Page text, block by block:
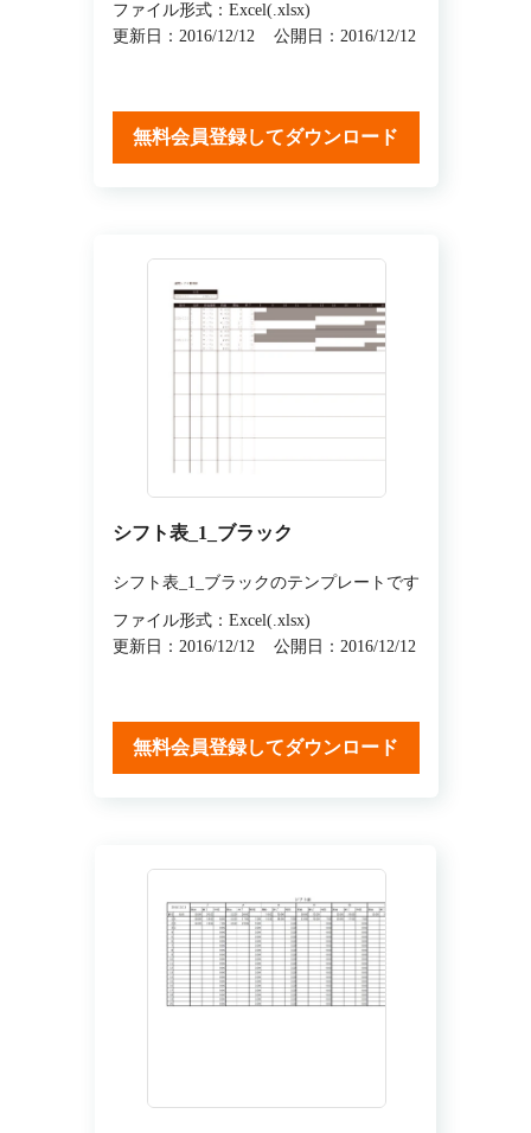
ファイル形式：Excel(.xlsx)
更新日：2016/12/12
公開日：2016/12/12
無料会員登録してダウンロード
シフト表_1_ブラック
シフト表_1_ブラックのテンプレートです
ファイル形式：Excel(.xlsx)
更新日：2016/12/12
公開日：2016/12/12
無料会員登録してダウンロード